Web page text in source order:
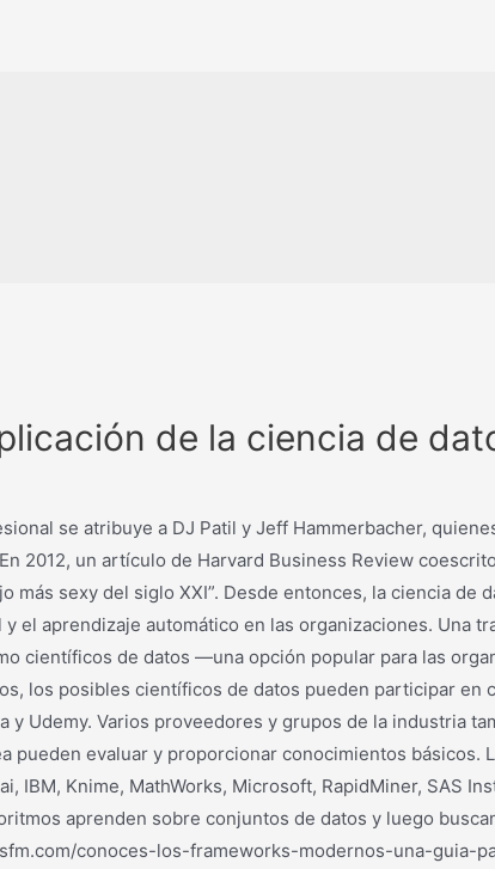
de la ciencia de
se atribuye a DJ Patil y Jeff Hammerbacher,
2012, un artículo de Harvard Business Review
sexy del siglo XXI”. Desde entonces, la ciencia de
el aprendizaje automático en las organizaciones. Una
científicos de datos —una opción popular para las
los posibles científicos de datos pueden participar en
Udemy. Varios proveedores y grupos de la industria
evaluar y proporcionar conocimientos básicos.
IBM, Knime, MathWorks, Microsoft, RapidMiner, SAS
aprenden sobre conjuntos de datos y luego
conoces-los-frameworks-modernos-una-